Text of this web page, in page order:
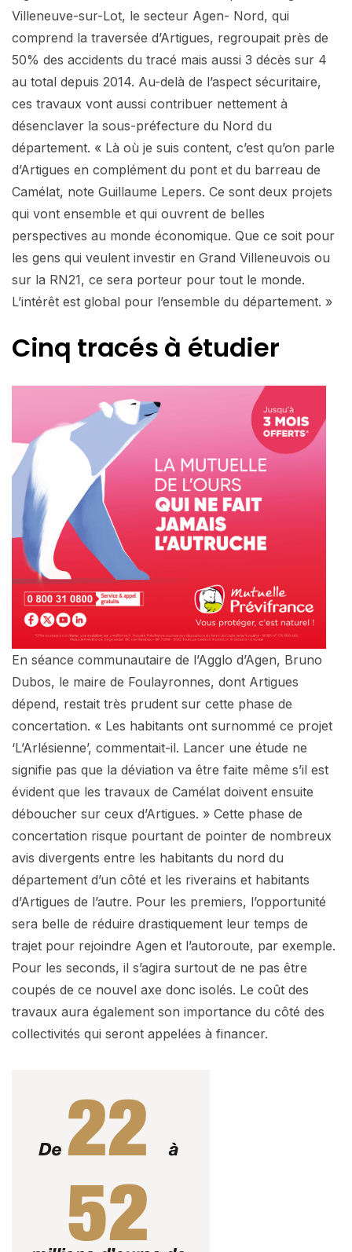
Villeneuve-sur-Lot, le secteur Agen- Nord, qui
comprend la traversée d’Artigues, regroupait près de
50% des accidents du tracé mais aussi 3 décès sur 4
au total depuis 2014. Au-delà de l’aspect sécuritaire,
ces travaux vont aussi contribuer nettement à
désenclaver la sous-préfecture du Nord du
département. « Là où je suis content, c’est qu’on parle
d’Artigues en complément du pont et du barreau de
Camélat, note Guillaume Lepers. Ce sont deux projets
qui vont ensemble et qui ouvrent de belles
perspectives au monde économique. Que ce soit pour
les gens qui veulent investir en Grand Villeneuvois ou
sur la RN21, ce sera porteur pour tout le monde.
L’intérêt est global pour l’ensemble du département. »
Cinq tracés à étudier
En séance communautaire de l’Agglo d’Agen, Bruno
Dubos, le maire de Foulayronnes, dont Artigues
dépend, restait très prudent sur cette phase de
concertation. « Les habitants ont surnommé ce projet
‘L’Arlésienne’, commentait-il. Lancer une étude ne
signifie pas que la déviation va être faite même s’il est
évident que les travaux de Camélat doivent ensuite
déboucher sur ceux d’Artigues. » Cette phase de
concertation risque pourtant de pointer de nombreux
avis divergents entre les habitants du nord du
département d’un côté et les riverains et habitants
d’Artigues de l’autre. Pour les premiers, l’opportunité
sera belle de réduire drastiquement leur temps de
trajet pour rejoindre Agen et l’autoroute, par exemple.
Pour les seconds, il s’agira surtout de ne pas être
coupés de ce nouvel axe donc isolés. Le coût des
travaux aura également son importance du côté des
collectivités qui seront appelées à financer.